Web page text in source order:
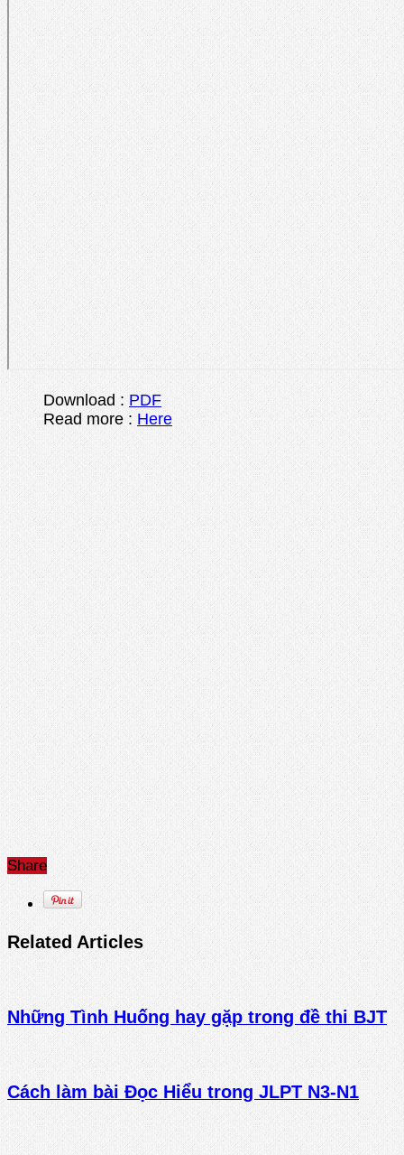
Download : PDF
Read more :Here
Share
Related Articles
Những Tình Huống hay gặp trong đề thi BJT
Cách làm bài Đọc Hiểu trong JLPT N3-N1